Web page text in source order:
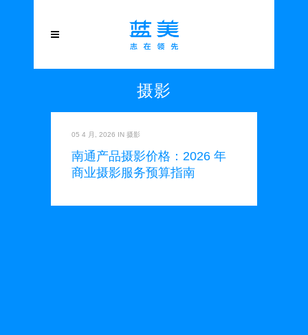
摄影
05 4 月, 2026 IN 摄影
南通产品摄影价格：2026 年
商业摄影服务预算指南